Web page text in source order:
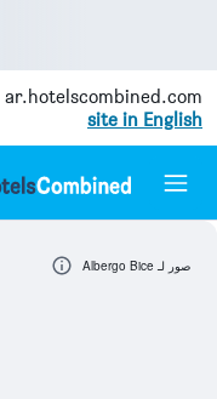
ar.hotelscombined.com
site in English
صور لـ Albergo Bice